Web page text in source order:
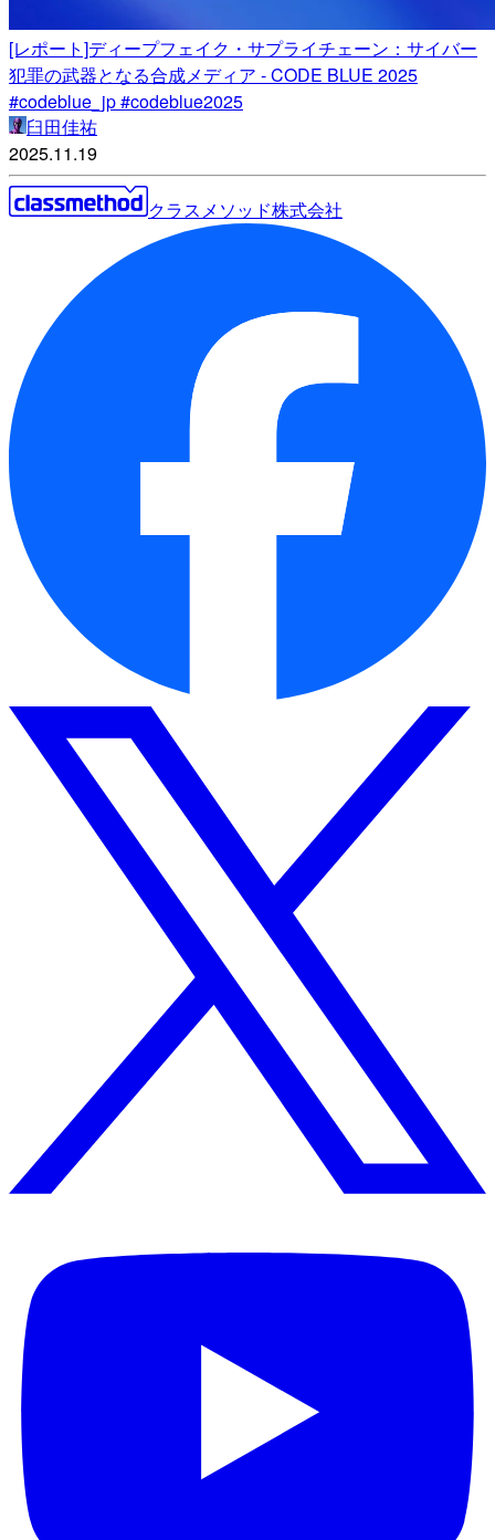
[レポート]ディープフェイク・サプライチェーン：サイバー
犯罪の武器となる合成メディア - CODE BLUE 2025
#codeblue_jp #codeblue2025
臼田佳祐
2025.11.19
クラスメソッド株式会社